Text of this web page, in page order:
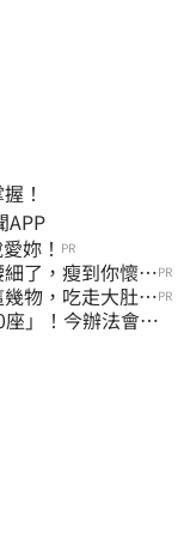
！
聞APP
妳！ PR
了，瘦到你懷疑PR
物，吃走大肚
PR
」！今辦法會安